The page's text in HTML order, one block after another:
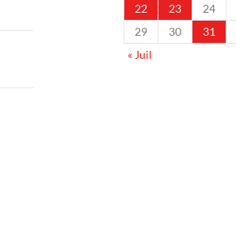
22
23 24
29
30
31
« Juil